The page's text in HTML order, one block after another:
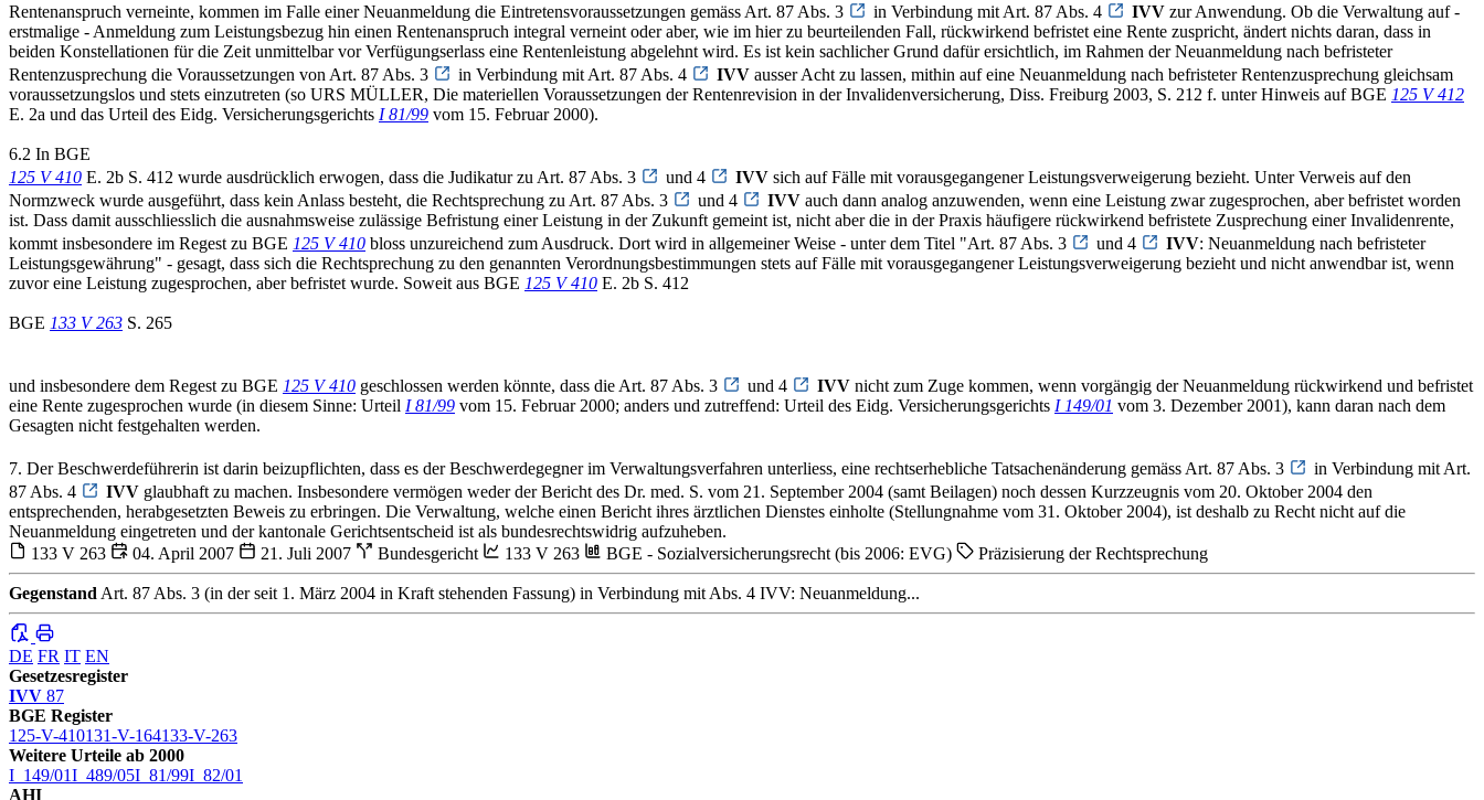
Rentenanspruch verneinte, kommen im Falle einer Neuanmeldung die Eintretensvoraussetzungen gemäss Art. 87 Abs. 3
in Verbindung mit Art. 87 Abs. 4 IVV zur Anwendung. Ob die Verwaltung auf -
erstmalige - Anmeldung zum Leistungsbezug hin einen Rentenanspruch integral verneint oder aber, wie im hier zu beurteilenden Fall, rückwirkend befristet eine Rente zuspricht, ändert nichts daran, dass in
beiden Konstellationen für die Zeit unmittelbar vor Verfügungserlass eine Rentenleistung abgelehnt wird. Es ist kein sachlicher Grund dafür ersichtlich, im Rahmen der Neuanmeldung nach befristeter
Rentenzusprechung die Voraussetzungen von Art. 87 Abs. 3
in Verbindung mit Art. 87 Abs. 4 IVV ausser Acht zu lassen, mithin auf eine Neuanmeldung nach befristeter Rentenzusprechung gleichsam
voraussetzungslos und stets einzutreten (so URS MÜLLER, Die materiellen Voraussetzungen der Rentenrevision in der Invalidenversicherung, Diss. Freiburg 2003, S. 212 f. unter Hinweis auf BGE 125 V 412
E. 2a und das Urteil des Eidg. Versicherungsgerichts I 81/99 vom 15. Februar 2000).
6.2 In BGE
125 V 410 E. 2b S. 412 wurde ausdrücklich erwogen, dass die Judikatur zu Art. 87 Abs. 3 und 4 IVV sich auf Fälle mit vorausgegangener Leistungsverweigerung bezieht. Unter Verweis auf den
Normzweck wurde ausgeführt, dass kein Anlass besteht, die Rechtsprechung zu Art. 87 Abs. 3
und 4 IVV auch dann analog anzuwenden, wenn eine Leistung zwar zugesprochen, aber befristet worden
ist. Dass damit ausschliesslich die ausnahmsweise zulässige Befristung einer Leistung in der Zukunft gemeint ist, nicht aber die in der Praxis häufigere rückwirkend befristete Zusprechung einer Invalidenrente,
kommt insbesondere im Regest zu BGE 125 V 410 bloss unzureichend zum Ausdruck. Dort wird in allgemeiner Weise - unter dem Titel "Art. 87 Abs. 3 und 4 IVV: Neuanmeldung nach befristeter
Leistungsgewährung" - gesagt, dass sich die Rechtsprechung zu den genannten Verordnungsbestimmungen stets auf Fälle mit vorausgegangener Leistungsverweigerung bezieht und nicht anwendbar ist, wenn
zuvor eine Leistung zugesprochen, aber befristet wurde. Soweit aus BGE 125 V 410 E. 2b S. 412
BGE 133 V 263 S. 265
und insbesondere dem Regest zu BGE 125 V 410 geschlossen werden könnte, dass die Art. 87 Abs. 3 und 4 IVV nicht zum Zuge kommen, wenn vorgängig der Neuanmeldung rückwirkend und befristet
eine Rente zugesprochen wurde (in diesem Sinne: Urteil I 81/99 vom 15. Februar 2000; anders und zutreffend: Urteil des Eidg. Versicherungsgerichts I 149/01 vom 3. Dezember 2001), kann daran nach dem
Gesagten nicht festgehalten werden.
7. Der Beschwerdeführerin ist darin beizupflichten, dass es der Beschwerdegegner im Verwaltungsverfahren unterliess, eine rechtserhebliche Tatsachenänderung gemäss Art. 87 Abs. 3
in Verbindung mit Art.
87 Abs. 4
IVV glaubhaft zu machen. Insbesondere vermögen weder der Bericht des Dr. med. S. vom 21. September 2004 (samt Beilagen) noch dessen Kurzzeugnis vom 20. Oktober 2004 den
entsprechenden, herabgesetzten Beweis zu erbringen. Die Verwaltung, welche einen Bericht ihres ärztlichen Dienstes einholte (Stellungnahme vom 31. Oktober 2004), ist deshalb zu Recht nicht auf die
Neuanmeldung eingetreten und der kantonale Gerichtsentscheid ist als bundesrechtswidrig aufzuheben.
133 V 263
04. April 2007 21. Juli 2007 Bundesgericht 133 V 263 BGE - Sozialversicherungsrecht (bis 2006: EVG) Präzisierung der Rechtsprechung
Gegenstand Art. 87 Abs. 3 (in der seit 1. März 2004 in Kraft stehenden Fassung) in Verbindung mit Abs. 4 IVV: Neuanmeldung...
DE FR IT EN
Gesetzesregister
IVV 87
BGE Register
125-V-410131-V-164133-V-263
Weitere Urteile ab 2000
I_149/01I_489/05I_81/99I_82/01
AHI